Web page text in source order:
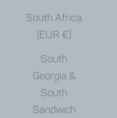
South Africa
(EUR €)
South
Georgia &
South
Sandwich